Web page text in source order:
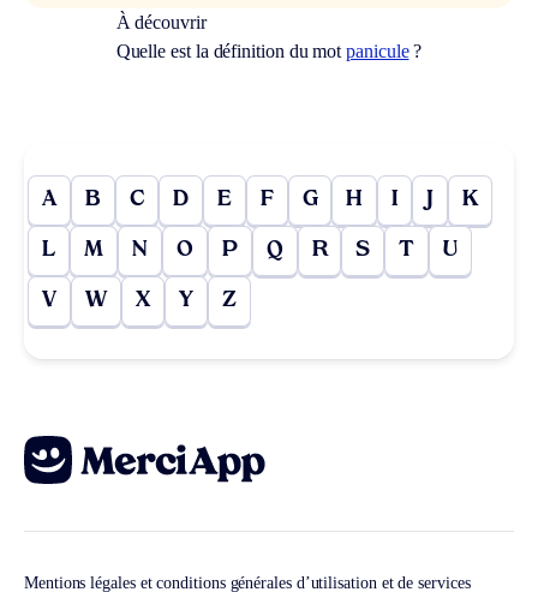
À découvrir
Quelle est la définition du motpanicule?
A B C D E F G H I J K
L M N O P Q R S T U
V W X Y Z
Mentions légales et conditions générales d’utilisation et de services